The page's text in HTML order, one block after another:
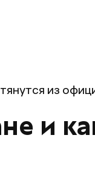
из
и